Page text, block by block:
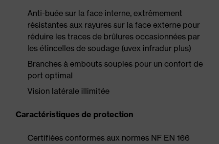
Anti-buée sur la face interne, extrêmement
résistantes aux rayures sur la face externe pour
réduire les traces de brûlures occasionnées par
les étincelles de soudage (uvex infradur plus)
Branches à embouts souples pour un confort de
port optimal
Vision latérale illimitée
Caractéristiques de protection
Certifiées conformes aux normes NF EN 166